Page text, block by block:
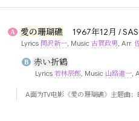
A 愛の珊瑚礁 1967年12月 /
Lyrics 関沢新一, Music古賀政男, Arr.
B 赤い折鶴
Lyrics 若林辰郎, Music 山路進一,
A面为TV电影《愛の珊瑚礁》主题曲；